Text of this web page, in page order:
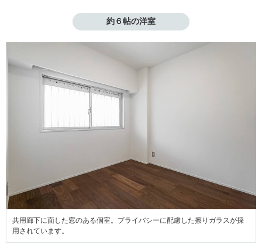
約６帖の洋室
共用廊下に面した窓のある個室。プライバシーに配慮した擦りガラスが採
用されています。